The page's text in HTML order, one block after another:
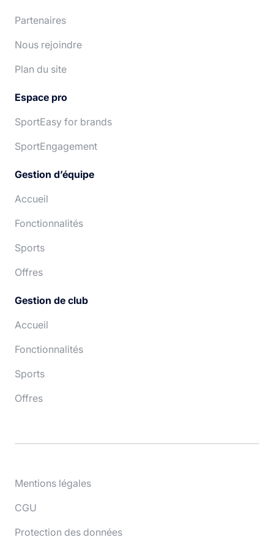
Partenaires
Nous rejoindre
Plan du site
Espace pro
SportEasy for brands
SportEngagement
Gestion d’équipe
Accueil
Fonctionnalités
Sports
Offres
Gestion de club
Accueil
Fonctionnalités
Sports
Offres
Mentions légales
CGU
Protection des données